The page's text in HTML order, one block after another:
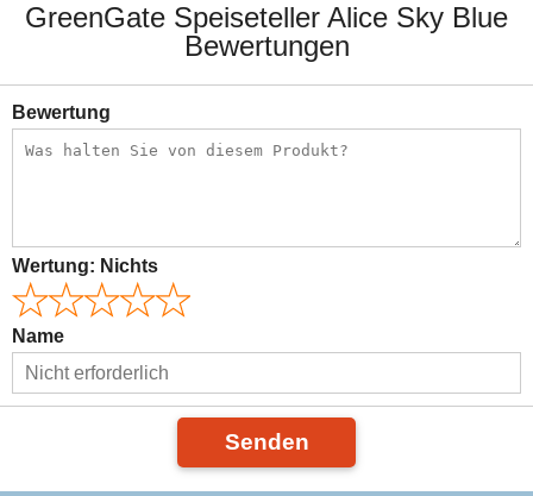
GreenGate Speiseteller Alice Sky Blue
Bewertungen
Bewertung
Wertung: Nichts
Name
Senden